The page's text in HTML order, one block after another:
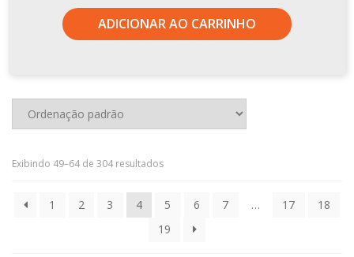
ADICIONAR AO CARRINHO
Exibindo 49–64 de 304 resultados
1 2 3 4 5 6 7 … 17
18
19